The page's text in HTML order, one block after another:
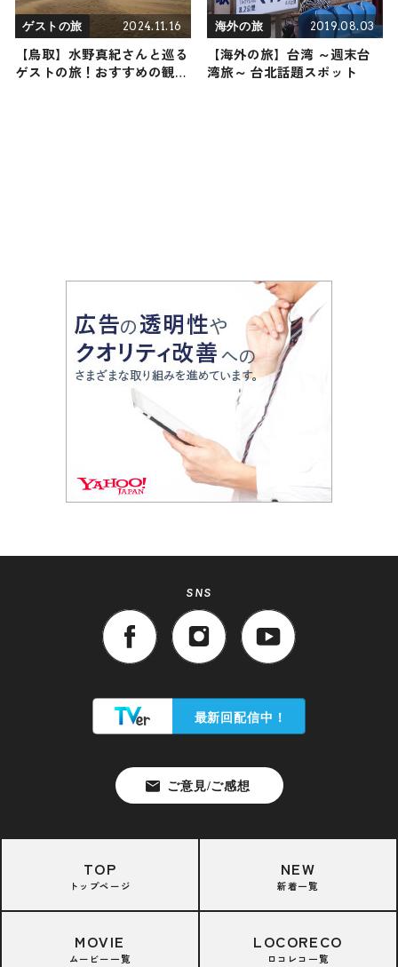
ゲストの旅 2024.11.16
【鳥取】水野真紀さんと巡る
ゲストの旅！おすすめの観
海外の旅 2019.08.03
【海外の旅】台湾 ～週末台
湾旅～ 台北話題スポット
SNS
TOP
トップページ
NEW
新着一覧
MOVIE
ムービー一覧
LOCORECO
ロコレコ一覧